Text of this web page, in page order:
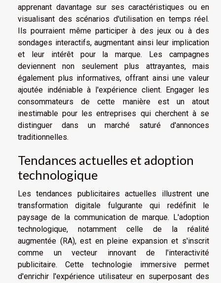
apprenant davantage sur ses caractéristiques ou en
visualisant des scénarios d'utilisation en temps réel.
Ils pourraient même participer à des jeux ou à des
sondages interactifs, augmentant ainsi leur implication
et leur intérêt pour la marque. Les campagnes
deviennent non seulement plus attrayantes, mais
également plus informatives, offrant ainsi une valeur
ajoutée indéniable à l'expérience client. Engager les
consommateurs de cette manière est un atout
inestimable pour les entreprises qui cherchent à se
distinguer dans un marché saturé d'annonces
traditionnelles.
Tendances actuelles et adoption
technologique
Les tendances publicitaires actuelles illustrent une
transformation digitale fulgurante qui redéfinit le
paysage de la communication de marque. L'adoption
technologique, notamment celle de la réalité
augmentée (RA), est en pleine expansion et s'inscrit
comme un vecteur innovant de l'interactivité
publicitaire. Cette technologie immersive permet
d'enrichir l'expérience utilisateur en superposant des